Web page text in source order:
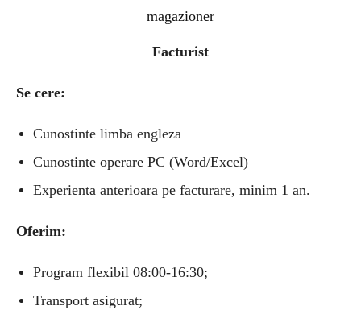
magazioner
Facturist
Se cere:
Cunostinte limba engleza
Cunostinte operare PC (Word/Excel)
Experienta anterioara pe facturare, minim 1 an.
Oferim:
Program flexibil 08:00-16:30;
Transport asigurat;